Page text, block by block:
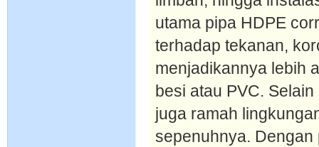
utama pipa HDPE
terhadap tekanan,
menjadikannya lebih
besi atau PVC.
juga ramah
sepenuhnya.